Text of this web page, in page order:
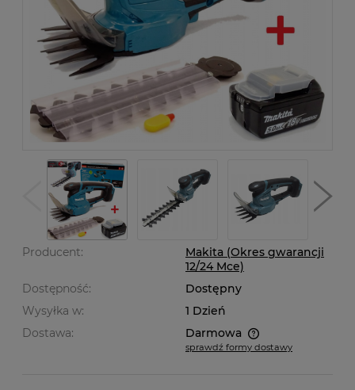
Producent:
Makita (Okres gwarancji
12/24 Mce)
Dostępność:
Dostępny
Wysyłka w:
1 Dzień
Dostawa:
Darmowa
Cena nie zawiera ewentualnych kosztów płatności
sprawdź formy dostawy